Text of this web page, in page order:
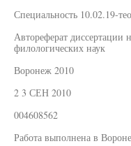
Специальность 10.02.19-
Автореферат диссертации
филологических наук
Воронеж 2010
2 3 СЕН 2010
004608562
Работа выполнена в